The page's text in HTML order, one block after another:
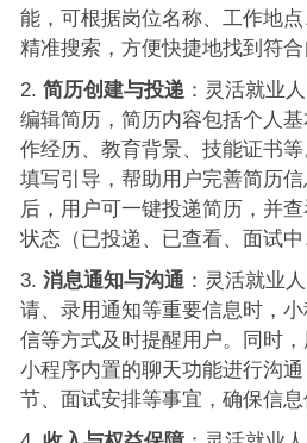
能，可根据岗位名称、工作地
精准搜索，方便快捷地找到符合
简历创建与投递 ：灵活就业
编辑简历，简历内容包括个人
作经历、教育背景、技能证书
填写引导，帮助用户完善简历
后，用户可一键投递简历，并
状态（已投递、已查看、面试中
消息通知与沟通 ：灵活就业
请、录用通知等重要信息时，
信等方式及时提醒用户。同时
小程序内置的聊天功能进行沟
节、面试安排等事宜，确保信息